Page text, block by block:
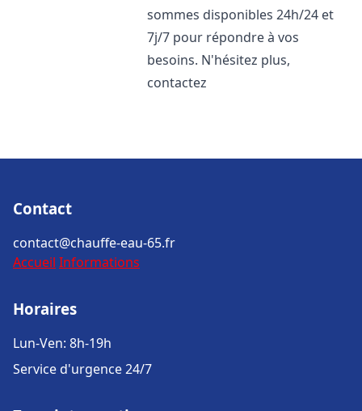
sommes disponibles 24h/24 et
7j/7 pour répondre à vos
besoins. N'hésitez plus,
contactez
Contact
contact@chauffe-eau-65.fr
Accueil Informations
Horaires
Lun-Ven: 8h-19h
Service d'urgence 24/7